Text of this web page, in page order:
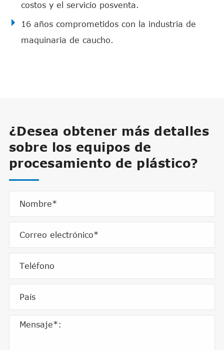
costos y el servicio posventa.
16 años comprometidos con la industria de
maquinaria de caucho.
¿Desea obtener más detalles
sobre los equipos de
procesamiento de plástico?